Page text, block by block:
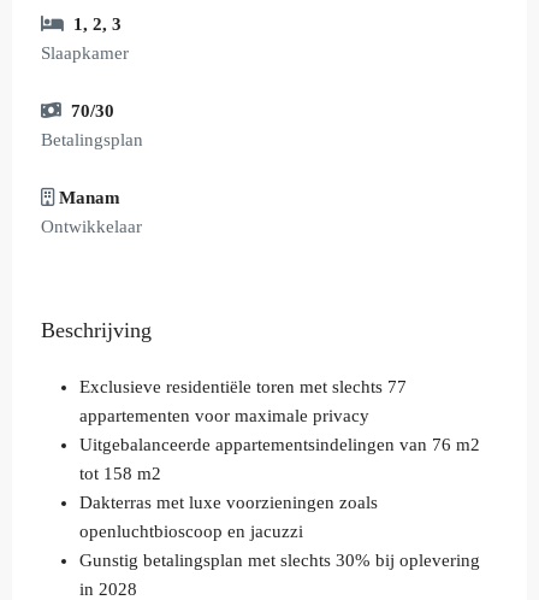
1, 2, 3
Slaapkamer
70/30
Betalingsplan
Manam
Ontwikkelaar
Beschrijving
Exclusieve residentiële toren met slechts 77
appartementen voor maximale privacy
Uitgebalanceerde appartementsindelingen van 76 m2
tot 158 m2
Dakterras met luxe voorzieningen zoals
openluchtbioscoop en jacuzzi
Gunstig betalingsplan met slechts 30% bij oplevering
in 2028